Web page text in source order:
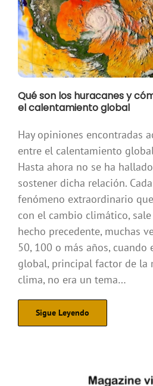
Qué son los huracanes y
el calentamiento global
Hay opiniones encontradas
entre el calentamiento
Hasta ahora no se ha
sostener dicha relación.
fenómeno extraordinario
con el cambio climático,
hecho precedente, muchas
50, 100 o más años, cuando
global, principal factor de la
clima, no era un tema…
Sigue Leyendo